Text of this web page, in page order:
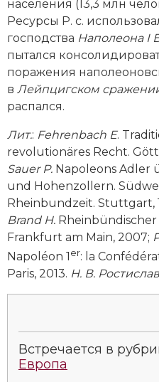
Революции и народные
Религия и церковь
Россия
Северная Америка
Социально-
Специальные
СССР
Южная Америка
населения (13,3 млн
Ресурсы Р. с.
господства Наполеона I
пытался
поражения
в Лейпцигском
распался.
Лит.: Fehrenbach E.
revolutionäres Recht.
Sauer P. Napoleons Adler
und Hohenzollern.
Rheinbundzeit. Stuttgart,
Brand H.
Frankfurt am Main, 2007;
Napoléon 1er: la
Paris, 2013. Н. В.
Встречается в
Европа